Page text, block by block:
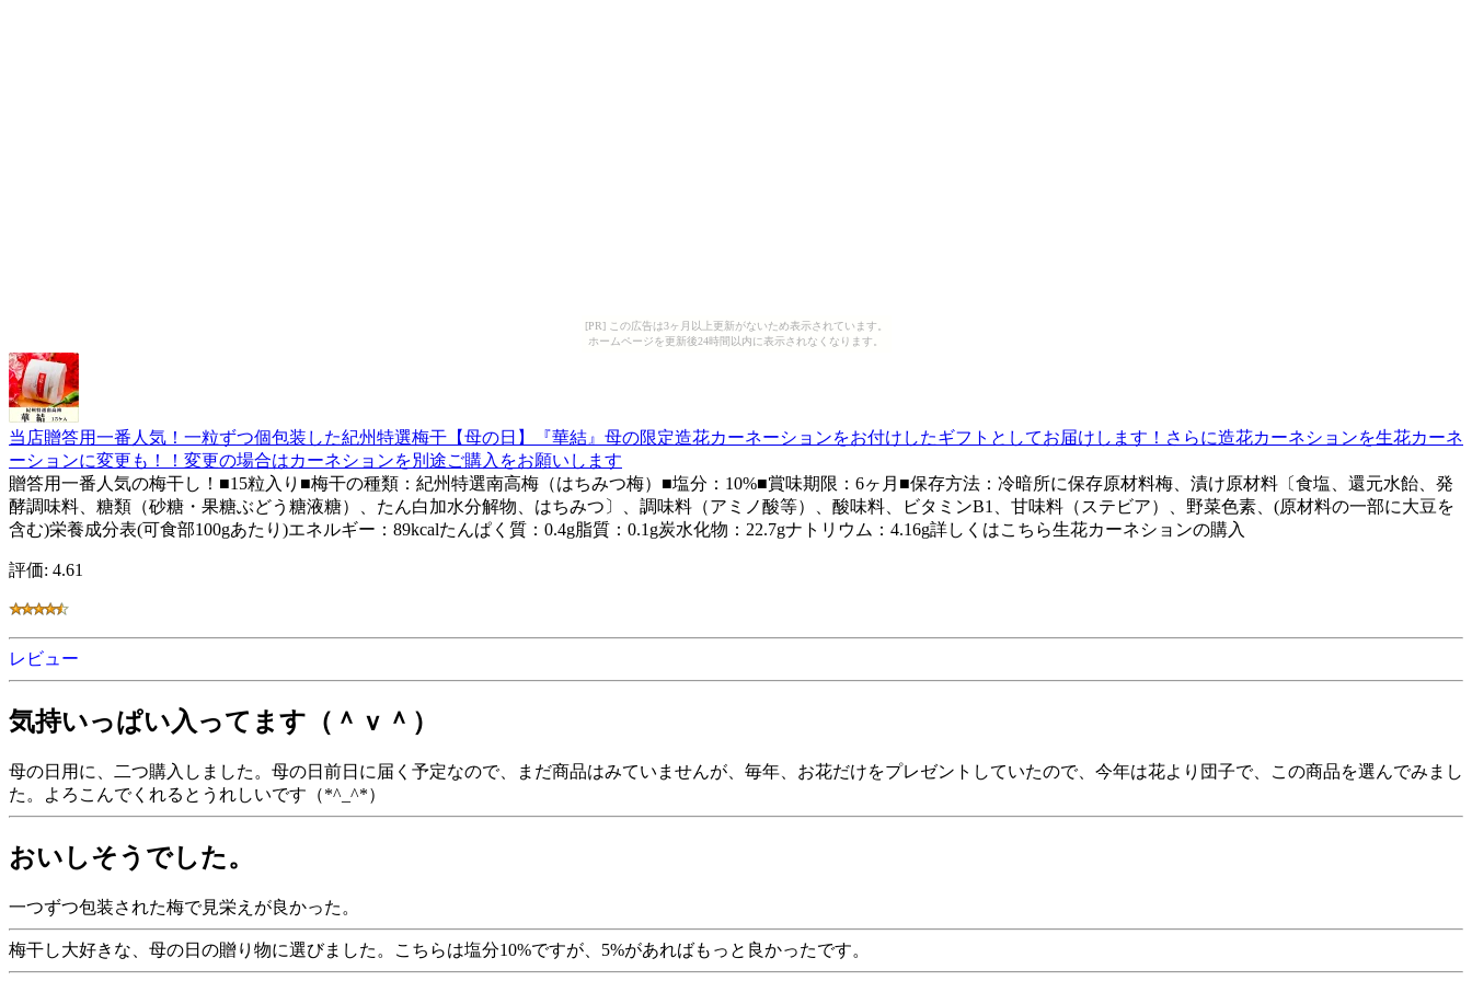
[PR] この広告は3ヶ月以上更新がないため表示されています。
ホームページを更新後24時間以内に表示されなくなります。
当店贈答用一番人気！一粒ずつ個包装した紀州特選梅干【母の日】『華結』母の限定造花カーネーションをお付けしたギフトとしてお届けします！さらに造花カーネションを生花カーネ
ーションに変更も！！変更の場合はカーネションを別途ご購入をお願いします
贈答用一番人気の梅干し！■15粒入り■梅干の種類：紀州特選南高梅（はちみつ梅）■塩分：10%■賞味期限：6ヶ月■保存方法：冷暗所に保存原材料梅、漬け原材料〔食塩、還元水飴、発
酵調味料、糖類（砂糖・果糖ぶどう糖液糖）、たん白加水分解物、はちみつ〕、調味料（アミノ酸等）、酸味料、ビタミンB1、甘味料（ステビア）、野菜色素、(原材料の一部に大豆を
含む)栄養成分表(可食部100gあたり)エネルギー：89kcalたんぱく質：0.4g脂質：0.1g炭水化物：22.7gナトリウム：4.16g詳しくはこちら生花カーネションの購入
評価: 4.61
レビュー
気持いっぱい入ってます（＾ｖ＾）
母の日用に、二つ購入しました。母の日前日に届く予定なので、まだ商品はみていませんが、毎年、お花だけをプレゼントしていたので、今年は花より団子で、この商品を選んでみまし
た。よろこんでくれるとうれしいです（*^_^*）
おいしそうでした。
一つずつ包装された梅で見栄えが良かった。
梅干し大好きな、母の日の贈り物に選びました。こちらは塩分10%ですが、5%があればもっと良かったです。